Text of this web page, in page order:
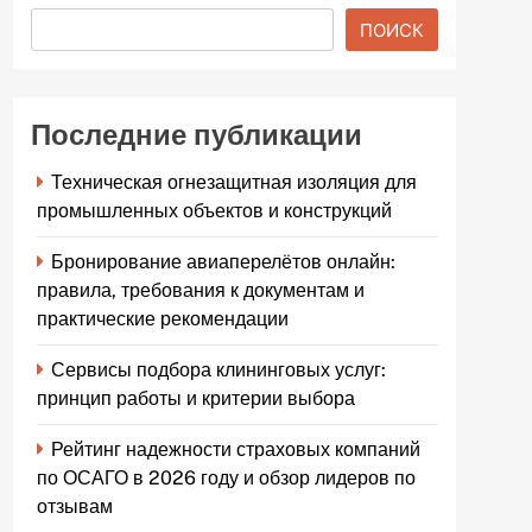
ПОИСК
Последние публикации
Техническая огнезащитная изоляция для
промышленных объектов и конструкций
Бронирование авиаперелётов онлайн:
правила, требования к документам и
практические рекомендации
Сервисы подбора клининговых услуг:
принцип работы и критерии выбора
Рейтинг надежности страховых компаний
по ОСАГО в 2026 году и обзор лидеров по
отзывам